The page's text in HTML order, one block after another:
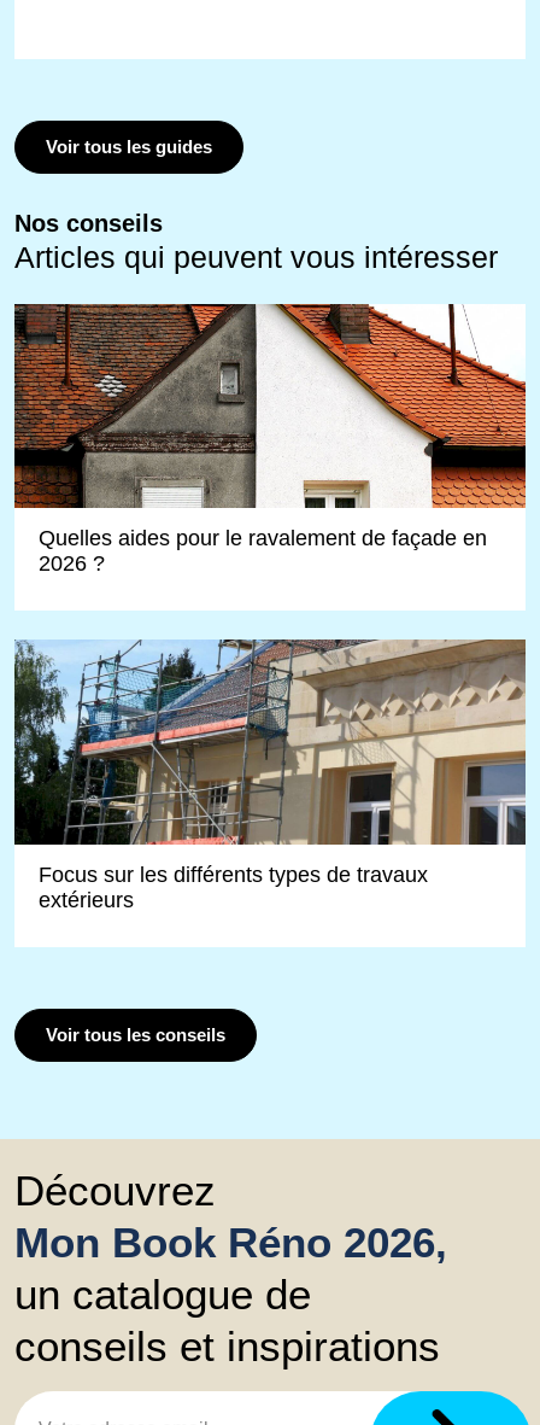
Voir tous les guides
Nos conseils
Articles qui peuvent vous intéresser
Quelles aides pour le ravalement de façade en
2026 ?
Focus sur les différents types de travaux
extérieurs
Voir tous les conseils
Découvrez
Mon Book Réno 2026,
un catalogue de
conseils et inspirations